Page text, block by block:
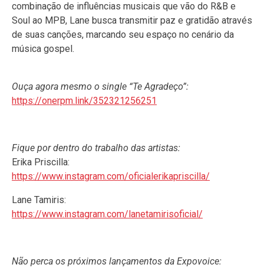
combinação de influências musicais que vão do R&B e
Soul ao MPB, Lane busca transmitir paz e gratidão através
de suas canções, marcando seu espaço no cenário da
música gospel.
Ouça agora mesmo o single “Te Agradeço”:
https://onerpm.link/352321256251
Fique por dentro do trabalho das artistas:
Erika Priscilla:
https://www.instagram.com/oficialerikapriscilla/
Lane Tamiris:
https://www.instagram.com/lanetamirisoficial/
Não perca os próximos lançamentos da Expovoice: